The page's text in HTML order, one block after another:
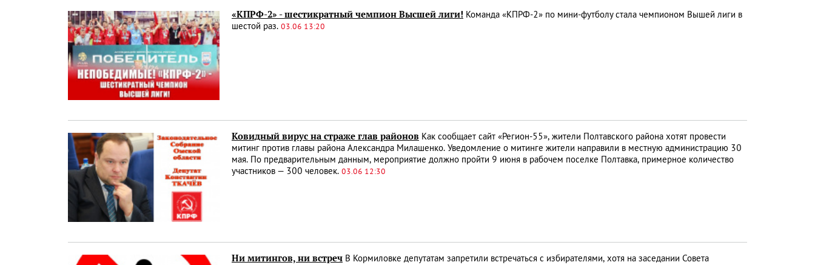
«КПРФ-2» - шестикратный чемпион Высшей лиги! Команда «КПРФ-2» по мини-футболу стала чемпионом Вышей лиги в
шестой раз. 03.06 13:20
Ковидный вирус на страже глав районов Как сообщает сайт «Регион-55», жители Полтавского района хотят провести
митинг против главы района Александра Милашенко. Уведомление о митинге жители направили в местную администрацию 30
мая. По предварительным данным, мероприятие должно пройти 9 июня в рабочем поселке Полтавка, примерное количество
участников — 300 человек. 03.06 12:30
Ни митингов, ни встреч В Кормиловке депутатам запретили встречаться с избирателями, хотя на заседании Совета